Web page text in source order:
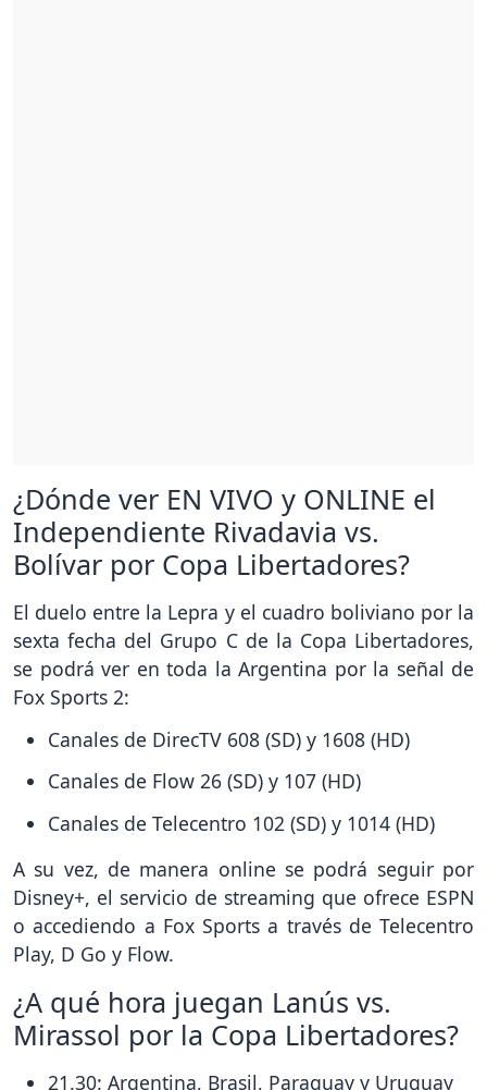
¿Dónde ver EN VIVO y ONLINE el
Independiente Rivadavia vs.
Bolívar por Copa Libertadores?
El duelo entre la Lepra y el cuadro boliviano por la
sexta fecha del Grupo C de la Copa Libertadores,
se podrá ver en toda la Argentina por la señal de
Fox Sports 2:
Canales de DirecTV 608 (SD) y 1608 (HD)
Canales de Flow 26 (SD) y 107 (HD)
Canales de Telecentro 102 (SD) y 1014 (HD)
A su vez, de manera online se podrá seguir por
Disney+, el servicio de streaming que ofrece ESPN
o accediendo a Fox Sports a través de Telecentro
Play, D Go y Flow.
¿A qué hora juegan Lanús vs.
Mirassol por la Copa Libertadores?
21.30: Argentina, Brasil, Paraguay y Uruguay